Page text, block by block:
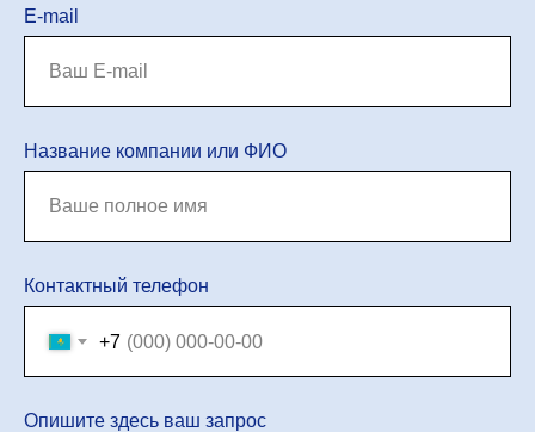
E-mail
Название компании или ФИО
Контактный телефон
+7
Опишите здесь ваш запрос